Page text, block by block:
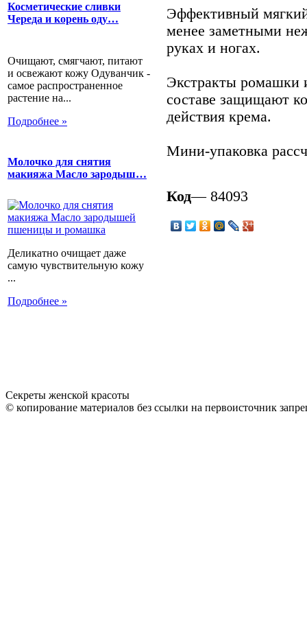
Косметические сливки
Череда и корень оду…
Очищают, смягчают, питают
и освежают кожу Одуванчик -
самое распространенное
растение на...
Подробнее »
Молочко для снятия
макияжа Масло зародыш…
Деликатно очищает даже
самую чувствительную кожу
...
Подробнее »
Эффективный
менее заметными
руках и ногах.
Экстракты ромашки
составе защищают
действия крема.
Мини-упаковка
Код— 84093
Секреты женской красоты
© копирование материалов без ссылки на первоисточник